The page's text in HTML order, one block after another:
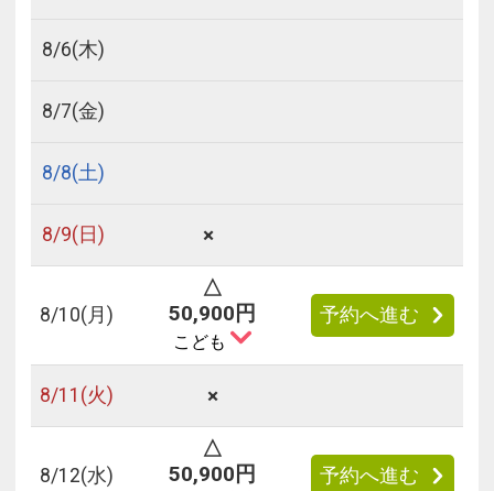
8/6(木)
8/7(金)
8/8(土)
8/9(日) ×
8/10(月)
△
50,900円
こども
予約へ進む
8/11 (火) ×
8/12(水)
△
50,900円
予約へ進む